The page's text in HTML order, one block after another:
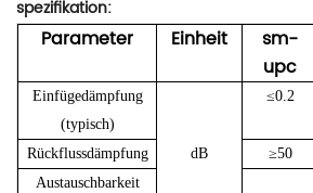
spezifikation:
Parameter Einheit
sm-
upc
Einfügedämpfung
(typisch)
dB
≤0.2
Rückflussdämpfung ≥50
Austauschbarkeit